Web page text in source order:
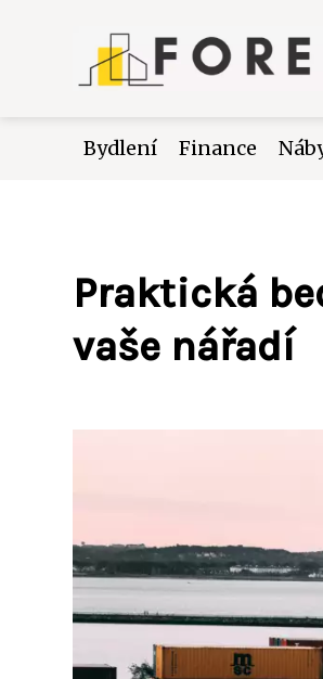
Bydlení Finance
Praktická
vaše nářadí